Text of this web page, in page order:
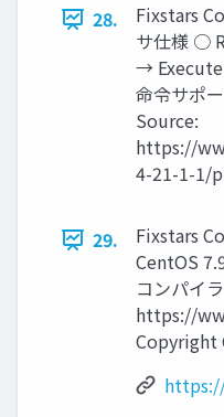
28.
Fixstars
サ仕様 ○
→
命令サポ
Source:
https://
4-21-1-1/
29.
Fixstars
CentOS
コンパイ
https://
Copyright